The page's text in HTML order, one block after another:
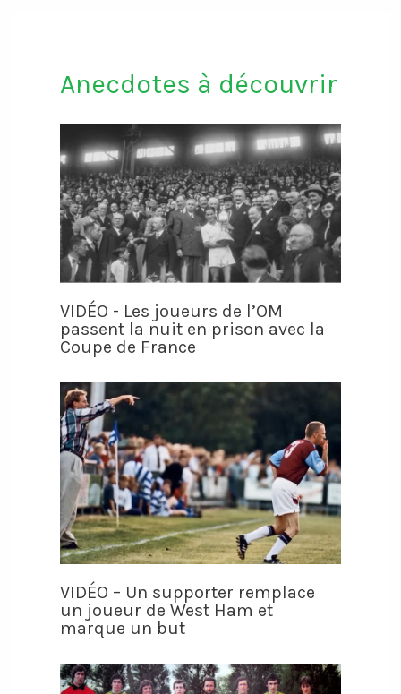
Anecdotes à découvrir
VIDÉO - Les joueurs de l’OM
passent la nuit en prison avec la
Coupe de France
VIDÉO – Un supporter remplace
un joueur de West Ham et
marque un but